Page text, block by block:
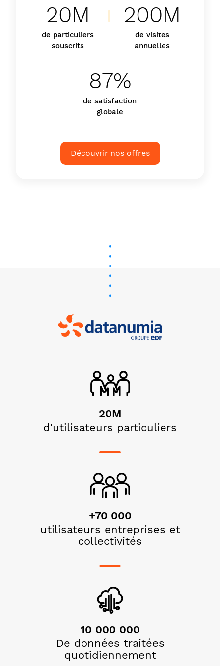
20M
de particuliers
souscrits
200M
de visites
annuelles
87%
de satisfaction
globale
Découvrir nos offres
20M
d'utilisateurs particuliers
+70 000
utilisateurs entreprises et
collectivités
10 000 000
De données traitées
quotidiennement